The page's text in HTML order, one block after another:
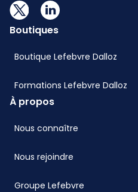
Boutiques
Boutique Lefebvre Dalloz
Formations Lefebvre Dalloz
À propos
Nous connaître
Nous rejoindre
Groupe Lefebvre